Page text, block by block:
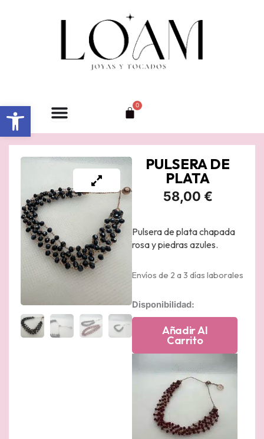
Abrir barra de herramientas 0
Carrito
PULSERA DE
PLATA
58,00 €
Pulsera de plata chapada
rosa y piedras azules.
Envíos de 2 a 3 días laborales
Disponibilidad:
Pulsera
de
cantidad
Añadir Al
Carrito